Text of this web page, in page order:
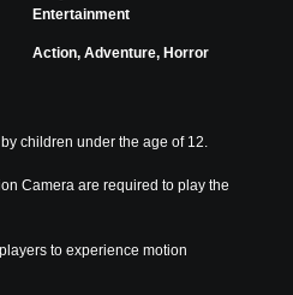
Entertainment
Action, Adventure, Horror
children under the age of 12.
Camera are required to play the
to experience motion